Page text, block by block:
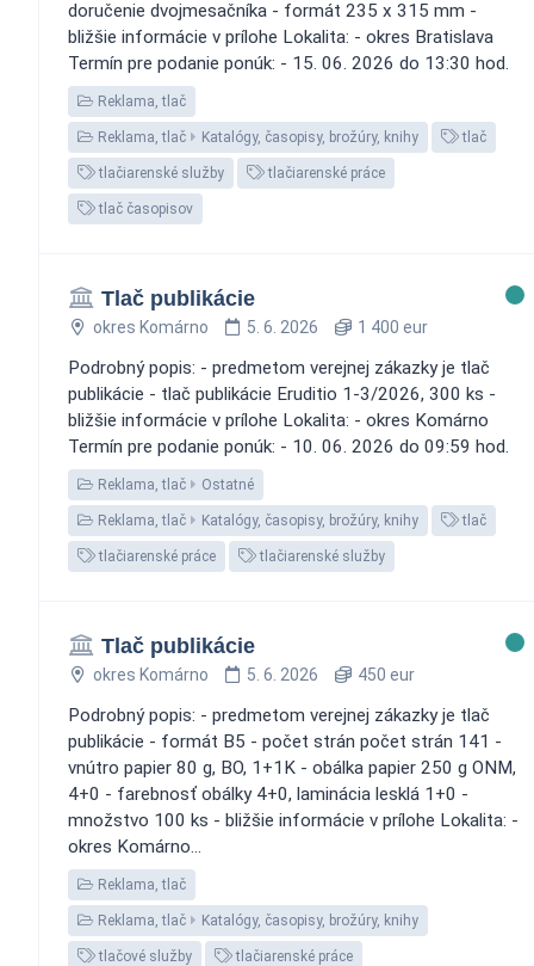
doručenie dvojmesačníka - formát 235 x 315 mm -
bližšie informácie v prílohe Lokalita: - okres Bratislava
Termín pre podanie ponúk: - 15. 06. 2026 do 13:30 hod.
Reklama, tlač
Reklama, tlač Katalógy, časopisy, brožúry, knihy tlač
tlačiarenské služby tlačiarenské práce
tlač časopisov
Tlač publikácie
okres Komárno 5. 6. 2026 1 400 eur
Podrobný popis: - predmetom verejnej zákazky je tlač
publikácie - tlač publikácie Eruditio 1-3/2026, 300 ks -
bližšie informácie v prílohe Lokalita: - okres Komárno
Termín pre podanie ponúk: - 10. 06. 2026 do 09:59 hod.
Reklama, tlač Ostatné
Reklama, tlač Katalógy, časopisy, brožúry, knihy tlač
tlačiarenské práce tlačiarenské služby
Tlač publikácie
okres Komárno 5. 6. 2026 450 eur
Podrobný popis: - predmetom verejnej zákazky je tlač
publikácie - formát B5 - počet strán počet strán 141 -
vnútro papier 80 g, BO, 1+1K - obálka papier 250 g ONM,
4+0 - farebnosť obálky 4+0, laminácia lesklá 1+0 -
množstvo 100 ks - bližšie informácie v prílohe Lokalita: -
okres Komárno...
Reklama, tlač
Reklama, tlač Katalógy, časopisy, brožúry, knihy
tlačové služby tlačiarenské práce